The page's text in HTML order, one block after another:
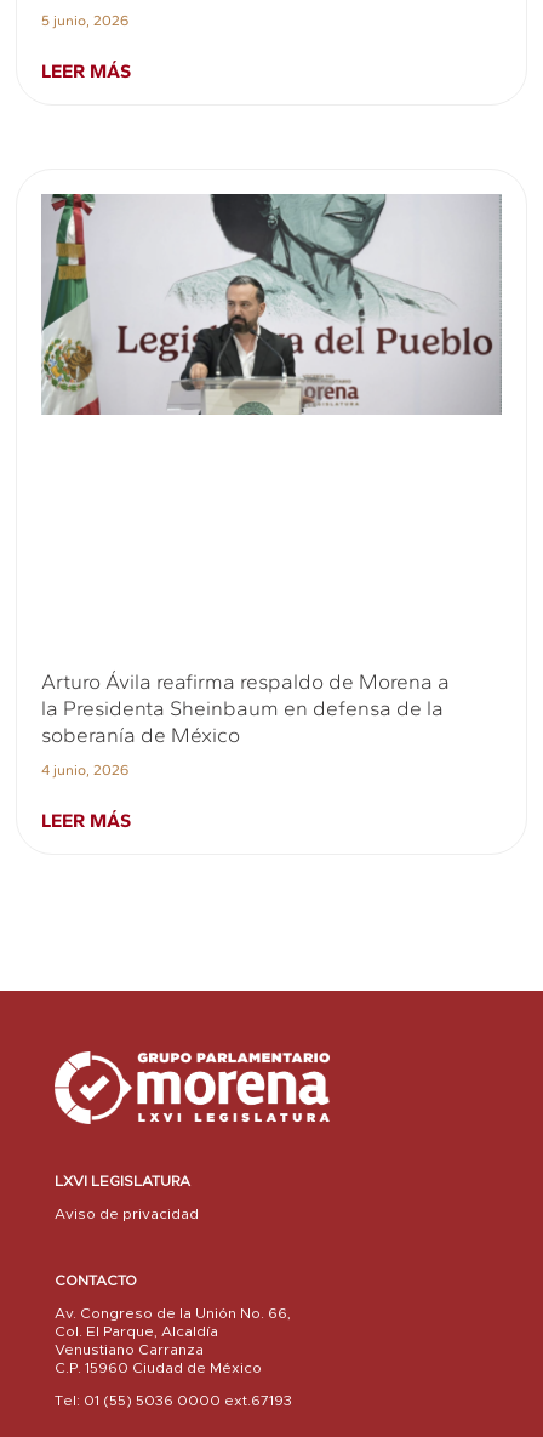
5 junio, 2026
LEER MÁS
Arturo Ávila reafirma respaldo de Morena a
la Presidenta Sheinbaum en defensa de la
soberanía de México
4 junio, 2026
LEER MÁS
LXVI LEGISLATURA
Aviso de privacidad
CONTACTO
Av. Congreso de la Unión No. 66,
Col. El Parque, Alcaldía
Venustiano Carranza
C.P. 15960 Ciudad de México
Tel: 01 (55) 5036 0000 ext.67193